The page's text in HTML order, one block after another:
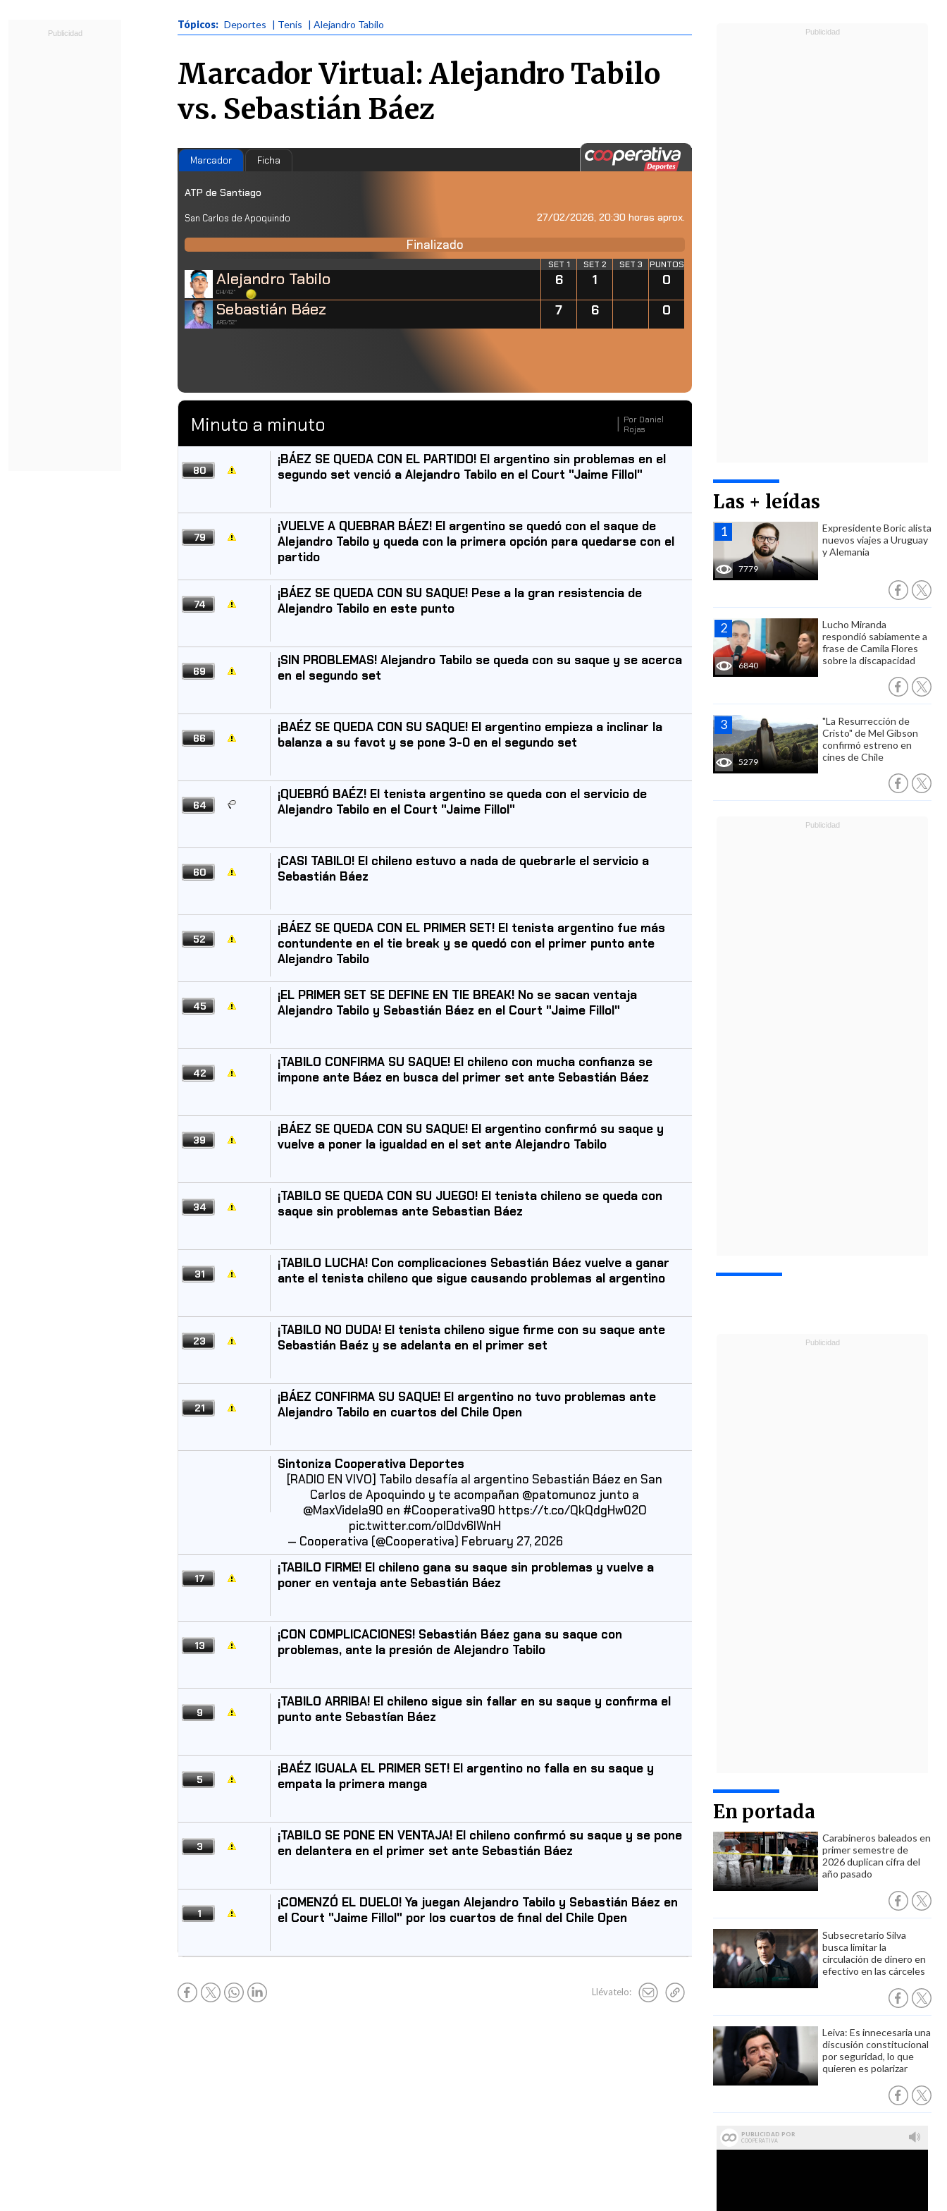
Tópicos: Deportes | Tenis | Alejandro Tabilo
Marcador Virtual: Alejandro Tabilo
vs. Sebastián Báez
Marcador Ficha
ATP de Santiago
San Carlos de Apoquindo 27/02/2026, 20:30 horas aprox.
Finalizado
SET 1 SET 2 SET 3 PUNTOS
Alejandro Tabilo
CHI/42°
6 1 0
Sebastián Báez
ARG/52°
7 6 0
Minuto a minuto Por Daniel
Rojas
80
¡BÁEZ SE QUEDA CON EL PARTIDO! El argentino sin problemas en el
segundo set venció a Alejandro Tabilo en el Court "Jaime Fillol"
79
¡VUELVE A QUEBRAR BÁEZ! El argentino se quedó con el saque de
Alejandro Tabilo y queda con la primera opción para quedarse con el
partido
74
¡BÁEZ SE QUEDA CON SU SAQUE! Pese a la gran resistencia de
Alejandro Tabilo en este punto
69
¡SIN PROBLEMAS! Alejandro Tabilo se queda con su saque y se acerca
en el segundo set
66
¡BAÉZ SE QUEDA CON SU SAQUE! El argentino empieza a inclinar la
balanza a su favot y se pone 3-0 en el segundo set
64
¡QUEBRÓ BAÉZ! El tenista argentino se queda con el servicio de
Alejandro Tabilo en el Court "Jaime Fillol"
60
¡CASI TABILO! El chileno estuvo a nada de quebrarle el servicio a
Sebastián Báez
52
¡BÁEZ SE QUEDA CON EL PRIMER SET! El tenista argentino fue más
contundente en el tie break y se quedó con el primer punto ante
Alejandro Tabilo
45
¡EL PRIMER SET SE DEFINE EN TIE BREAK! No se sacan ventaja
Alejandro Tabilo y Sebastián Báez en el Court "Jaime Fillol"
42
¡TABILO CONFIRMA SU SAQUE! El chileno con mucha confianza se
impone ante Báez en busca del primer set ante Sebastián Báez
39
¡BÁEZ SE QUEDA CON SU SAQUE! El argentino confirmó su saque y
vuelve a poner la igualdad en el set ante Alejandro Tabilo
34
¡TABILO SE QUEDA CON SU JUEGO! El tenista chileno se queda con
saque sin problemas ante Sebastian Báez
31
¡TABILO LUCHA! Con complicaciones Sebastián Báez vuelve a ganar
ante el tenista chileno que sigue causando problemas al argentino
23
¡TABILO NO DUDA! El tenista chileno sigue firme con su saque ante
Sebastián Baéz y se adelanta en el primer set
21
¡BÁEZ CONFIRMA SU SAQUE! El argentino no tuvo problemas ante
Alejandro Tabilo en cuartos del Chile Open
Sintoniza Cooperativa Deportes
[RADIO EN VIVO] Tabilo desafía al argentino Sebastián Báez en San
Carlos de Apoquindo y te acompañan @patomunoz junto a
@MaxVidela90 en #Cooperativa90 https://t.co/QkQdgHw02O
pic.twitter.com/olDdv6IWnH
— Cooperativa (@Cooperativa) February 27, 2026
17
¡TABILO FIRME! El chileno gana su saque sin problemas y vuelve a
poner en ventaja ante Sebastián Báez
13
¡CON COMPLICACIONES! Sebastián Báez gana su saque con
problemas, ante la presión de Alejandro Tabilo
9
¡TABILO ARRIBA! El chileno sigue sin fallar en su saque y confirma el
punto ante Sebastían Báez
5
¡BAÉZ IGUALA EL PRIMER SET! El argentino no falla en su saque y
empata la primera manga
3
¡TABILO SE PONE EN VENTAJA! El chileno confirmó su saque y se pone
en delantera en el primer set ante Sebastián Báez
1
¡COMENZÓ EL DUELO! Ya juegan Alejandro Tabilo y Sebastián Báez en
el Court "Jaime Fillol" por los cuartos de final del Chile Open
Llévatelo:
Las + leídas
7779
Expresidente Boric alista
nuevos viajes a Uruguay
y Alemania
6840
Lucho Miranda
respondió sabiamente a
frase de Camila Flores
sobre la discapacidad
5279
"La Resurrección de
Cristo" de Mel Gibson
confirmó estreno en
cines de Chile
En portada
Carabineros baleados en
primer semestre de
2026 duplican cifra del
año pasado
Subsecretario Silva
busca limitar la
circulación de dinero en
efectivo en las cárceles
Leiva: Es innecesaria una
discusión constitucional
por seguridad, lo que
quieren es polarizar